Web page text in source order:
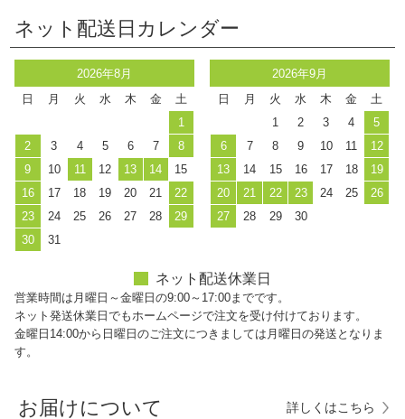
ネット配送日カレンダー
2026年8月
日
月 火 水 木 金
土
1
2
3 4 5 6 7
8
9
10 11 12 13 14
15
16
17 18 19 20 21
22
23
24 25 26 27 28
29
30
31
2026年9月
日
月 火 水 木 金
土
1
2 3 4
5
6
7 8 9 10 11
12
13
14 15 16 17 18
19
20
21 22 23 24 25
26
27
28 29 30
ネット配送休業日
営業時間は月曜日～金曜日の9:00～17:00までです。
ネット発送休業日でもホームページで注文を受け付けております。
金曜日14:00から日曜日のご注文につきましては月曜日の発送となりま
す。
お届けについて 詳しくはこちら